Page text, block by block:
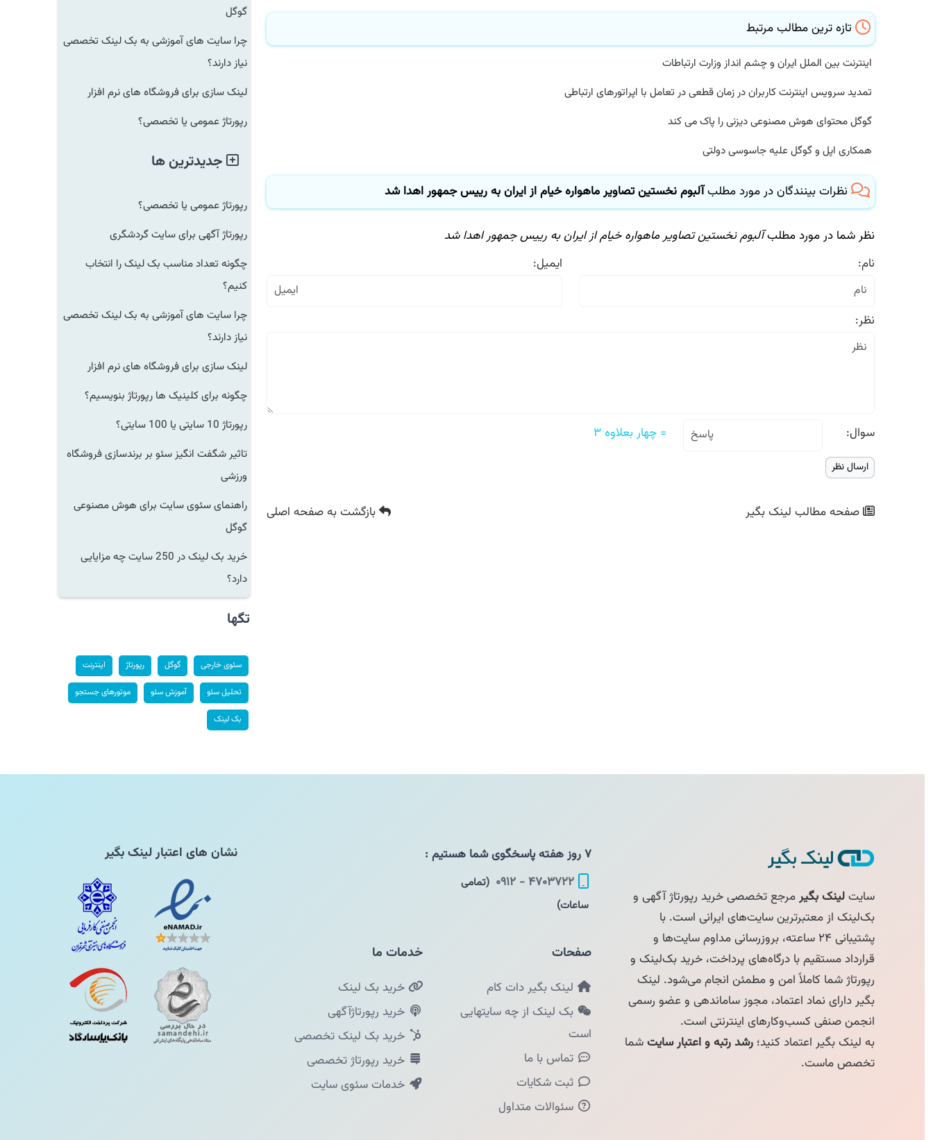
تازه ترین مطالب مرتبط
اینترنت بین الملل ایران و چشم انداز وزارت ارتباطات
تمدید سرویس اینترنت کاربران در زمان قطعی در تعامل با اپراتورهای ارتباطی
گوگل محتوای هوش مصنوعی دیزنی را پاک می کند
همکاری اپل و گوگل علیه جاسوسی دولتی
نظرات بینندگان در مورد مطلبآلبوم نخستین تصاویر ماهواره خیام از ایران به رییس جمهور اهدا شد
نظر شما در مورد مطلبآلبوم نخستین تصاویر ماهواره خیام از ایران به رییس جمهور اهدا شد
نام:
ایمیل:
نظر:
سوال: = چهار بعلاوه ۳
صفحه مطالبلینک بگیر بازگشتبه صفحه اصلی
گوگل
چرا سایت های آموزشی به بک لینک تخصصی
نیاز دارند؟
لینک سازی برای فروشگاه های نرم افزار
رپورتاژ عمومی یا تخصصی؟
جدیدترین ها
رپورتاژ عمومی یا تخصصی؟
رپورتاژ آگهی برای سایت گردشگری
چگونه تعداد مناسب بک لینک را انتخاب
کنیم؟
چرا سایت های آموزشی به بک لینک تخصصی
نیاز دارند؟
لینک سازی برای فروشگاه های نرم افزار
چگونه برای کلینیک ها رپورتاژ بنویسیم؟
رپورتاژ 10 سایتی یا 100 سایتی؟
تاثیر شگفت انگیز سئو بر برندسازی فروشگاه
ورزشی
راهنمای سئوی سایت برای هوش مصنوعی
گوگل
خرید بک لینک در 250 سایت چه مزایایی
دارد؟
تگها
سئوی خارجی گوگل رپورتاژ اینترنت
تحلیل سئو آموزش سئو موتورهای جستجو
بک لینک
سایتلینک بگیرمرجع تخصصی خرید رپورتاژ آگهی و
بک‌لینک از معتبرترین سایت‌های ایرانی است. با
پشتیبانی ۲۴ ساعته، بروزرسانی مداوم سایت‌ها و
قرارداد مستقیم با درگاه‌های پرداخت، خرید بک‌لینک و
رپورتاژ شما کاملاً امن و مطمئن انجام می‌شود. لینک
بگیر دارای نماد اعتماد، مجوز ساماندهی و عضو رسمی
انجمن صنفی کسب‌وکارهای اینترنتی است.
به لینک بگیر اعتماد کنید؛رشد رتبه و اعتبار سایتشما
تخصص ماست.
۴۷۰۳۷۲۲ - ۰۹۱۲
(تمامی
ساعات)
صفحات
لینک بگیر دات کام
بک لینک از چه سایتهایی
است
تماس با ما
ثبت شکایات
سئوالات متداول
خدمات ما
خرید بک لینک
خرید رپورتاژآگهی
خرید بک لینک تخصصی
خرید رپورتاژ تخصصی
خدمات سئوی سایت
نشان های اعتبار لینک بگیر